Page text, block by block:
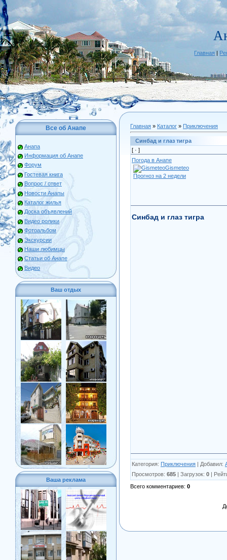
Главная|
Все об Анапе
Анапа
Информация об Анапе
Форум
Гостевая книга
Вопрос / ответ
Новости Анапы
Каталог жилья
Доска объявлений
Видео ролики
Фотоальбом
Экскурсии
Наши любимцы
Статьи об Анапе
Видео
Ваш отдых
Ваша реклама
Главная » Каталог » Приключения
Синбад и глаз тигра
[ · ]
Погода в Анапе
Gismeteo
Прогноз на 2 недели
Синбад и глаз тигра
Категория: Приключения | Добавил:
Просмотров: 685 | Загрузок: 0 |
Всего комментариев: 0